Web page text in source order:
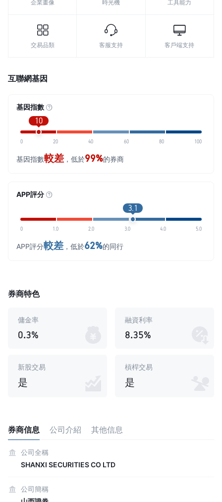
企業畫像 時光機 工具能力
交易品類 客服支持 客戶端支持
互聯網基因
基因指數
10
0 20 40 60 80 100
基因指數較差 ，低於99%的券商
APP評分
3.1
0 1.0 2.0 3.0 4.0 5.0
APP評分較差 ，低於62%的同行
券商特色
傭金率
0.3%
融資利率
8.35%
新股交易
是
槓桿交易
是
券商信息 公司介紹 其他信息
公司全稱
SHANXI SECURITIES CO LTD
公司簡稱